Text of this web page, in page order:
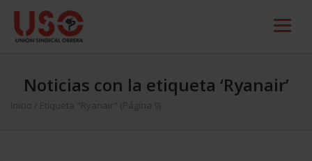
Noticias con la etiqueta ‘Ryanair’
Inicio Etiqueta "Ryanair" (Página 9)